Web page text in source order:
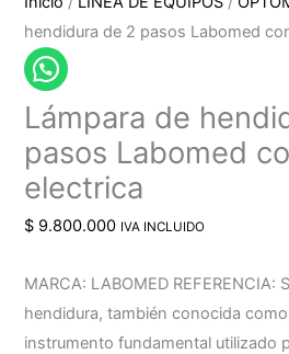
hendidura de 2 pasos Labomed
Lámpara de
pasos Labomed
electrica
$ 9.800.000 IVA INCLUIDO
MARCA: LABOMED REFERENCIA:
hendidura, también conocida
instrumento fundamental utilizado